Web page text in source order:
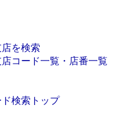
を検索
コード一覧・店番一覧
検索トップ